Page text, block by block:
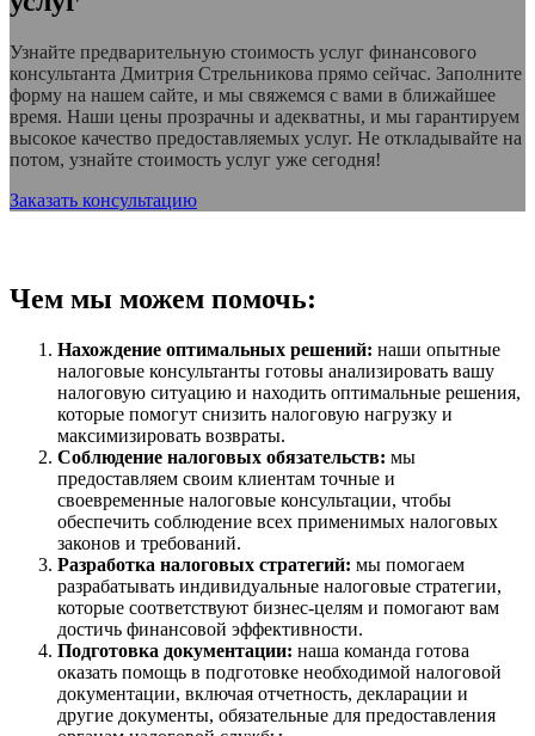
Узнайте предварительную стоимость услуг финансового
консультанта Дмитрия Стрельникова прямо сейчас. Заполните
форму на нашем сайте, и мы свяжемся с вами в ближайшее
время. Наши цены прозрачны и адекватны, и мы гарантируем
высокое качество предоставляемых услуг. Не откладывайте на
потом, узнайте стоимость услуг уже сегодня!
Заказать консультацию
Чем мы можем помочь:
Нахождение оптимальных решений: наши опытные
налоговые консультанты готовы анализировать вашу
налоговую ситуацию и находить оптимальные решения,
которые помогут снизить налоговую нагрузку и
максимизировать возвраты.
Соблюдение налоговых обязательств: мы
предоставляем своим клиентам точные и
своевременные налоговые консультации, чтобы
обеспечить соблюдение всех применимых налоговых
законов и требований.
Разработка налоговых стратегий: мы помогаем
разрабатывать индивидуальные налоговые стратегии,
которые соответствуют бизнес-целям и помогают вам
достичь финансовой эффективности.
Подготовка документации: наша команда готова
оказать помощь в подготовке необходимой налоговой
документации, включая отчетность, декларации и
другие документы, обязательные для предоставления